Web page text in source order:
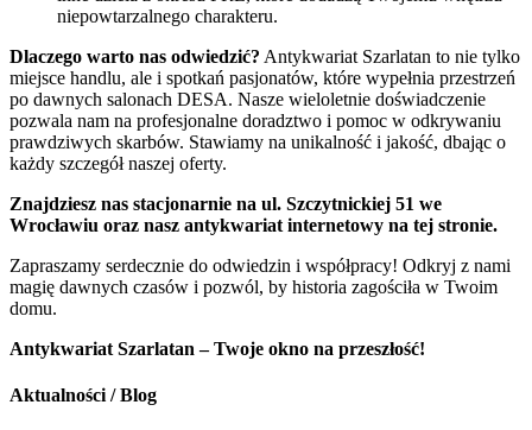
niepowtarzalnego charakteru.
Dlaczego warto nas odwiedzić? Antykwariat Szarlatan to nie tylko
miejsce handlu, ale i spotkań pasjonatów, które wypełnia przestrzeń
po dawnych salonach DESA. Nasze wieloletnie doświadczenie
pozwala nam na profesjonalne doradztwo i pomoc w odkrywaniu
prawdziwych skarbów. Stawiamy na unikalność i jakość, dbając o
każdy szczegół naszej oferty.
Znajdziesz nas stacjonarnie na ul. Szczytnickiej 51 we
Wrocławiu oraz nasz antykwariat internetowy na tej stronie.
Zapraszamy serdecznie do odwiedzin i współpracy! Odkryj z nami
magię dawnych czasów i pozwól, by historia zagościła w Twoim
domu.
Antykwariat Szarlatan – Twoje okno na przeszłość!
Aktualności / Blog